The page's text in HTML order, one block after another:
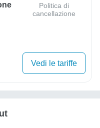
Politica di
cancellazione
Vedi le tariffe